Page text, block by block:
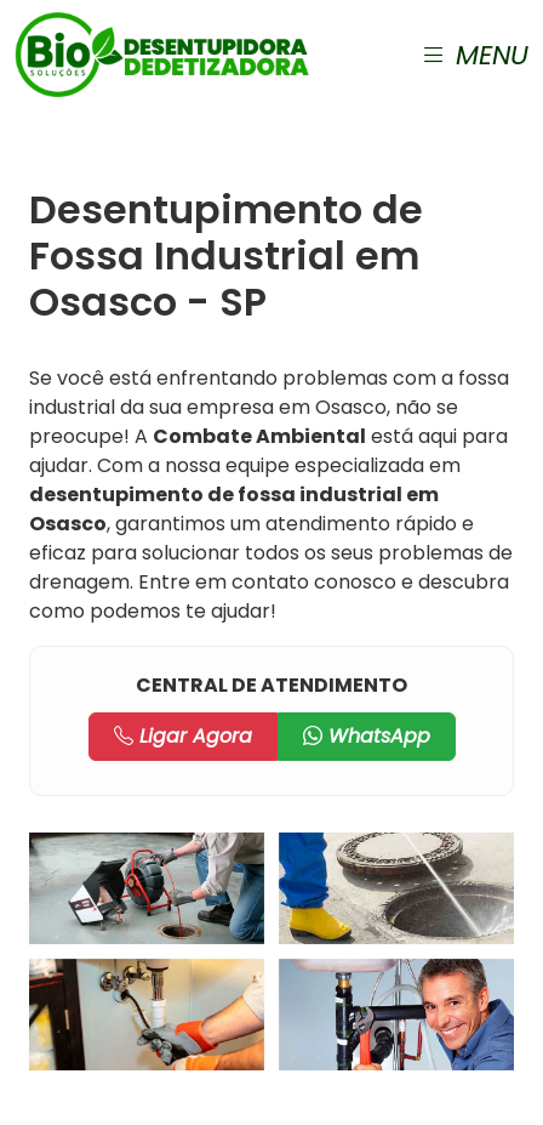
MENU
Desentupimento de
Fossa Industrial em
Osasco - SP
Se você está enfrentando problemas com a fossa
industrial da sua empresa em Osasco, não se
preocupe! A Combate Ambiental está aqui para
ajudar. Com a nossa equipe especializada em
desentupimento de fossa industrial em
Osasco, garantimos um atendimento rápido e
eficaz para solucionar todos os seus problemas de
drenagem. Entre em contato conosco e descubra
como podemos te ajudar!
CENTRAL DE ATENDIMENTO
Ligar Agora
WhatsApp